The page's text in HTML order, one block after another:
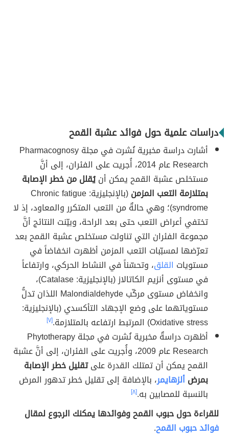
دراسات علمية حول فوائد عشبة القمح
أشارت دراسة مخبرية نُشرت في مجلة Pharmacognosy
Research عام 2014، أُجريت على الفئران، إلى أنَّ
مستخلص عشبة القمح يمكن أنيُقلل من خطر الإصابة
بمتلازمة التعب المزمن
(بالإنجليزية: Chronic fatigue
syndrome)؛ وهي حالةٌ من التعب المتكرر والمعاود، إذ لا
تختفي أعراض التعب حتى بعد الراحة، وبيّنت النتائج أنَّ
مجموعة الفئران التي تناولت مستخلص عشبة القمح بعد
تعرّضها لمسبّبات التعب المزمن أظهرت انخفاضاً في
مستويات القلق، وتحسّناً في النشاط الحركي، وارتفاعاً
في مستوى أنزيم الكاتالاز (بالإنجليزية: Catalase)،
وانخفاض مستوى مركّب Malondialdehyde اللذان تدلُّ
مستوياتهما على وضع الإجهاد التأكسدي (بالإنجليزية:
Oxidative stress) المرتبط ارتفاعه بالمتلازمة.
[٧]
أظهرت دراسةٌ مخبرية نُشرت في مجلة Phytotherapy
Research عام 2009، وأُجريت على الفئران، إلى أنَّ عشبة
القمح يمكن أن تمتلك القدرة علىتقليل خطر الإصابة
بمرضألزهايمر، بالإضافة إلى تقليل خطر تدهور المرض
بالنسبة للمصابين به.[٨]
للقراءة حول حبوب القمح وفوائدها يمكنك الرجوع لمقال
فوائد حبوب القمح.